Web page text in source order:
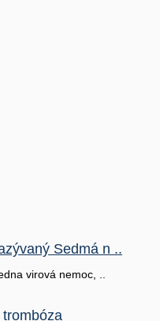
Sedmá n ..
virová nemoc, ..